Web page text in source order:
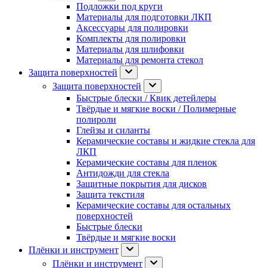
Подложки под круги
Материалы для подготовки ЛКП
Аксессуары для полировки
Комплекты для полировки
Материалы для шлифовки
Материалы для ремонта стекол
Защита поверхностей
Защита поверхностей
Быстрые блески / Квик детейлеры
Твёрдые и мягкие воски / Полимерные
полироли
Глейзы и силанты
Керамические составы и жидкие стекла для
ЛКП
Керамические составы для пленок
Антидожди для стекла
Защитные покрытия для дисков
Защита текстиля
Керамические составы для остальных
поверхностей
Быстрые блески
Твёрдые и мягкие воски
Плёнки и инструмент
Плёнки и инструмент